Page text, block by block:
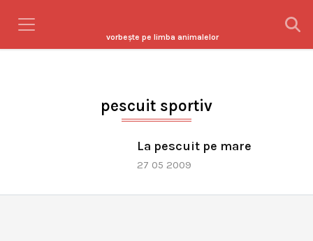
vorbeşte pe limba animalelor
pescuit sportiv
La pescuit pe mare
27 05 2009